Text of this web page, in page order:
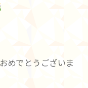
おめでとうございま